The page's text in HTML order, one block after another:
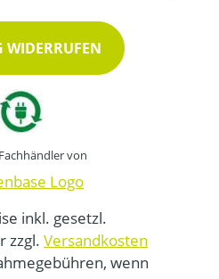
WIDERRUFEN
von
inkl. gesetzl.
zzgl. Versandkosten
wenn